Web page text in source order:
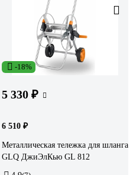
-18%
5 330 ₽
6 510 ₽
Металлическая тележка для шланга
GLQ ДжиЭлКью GL 812